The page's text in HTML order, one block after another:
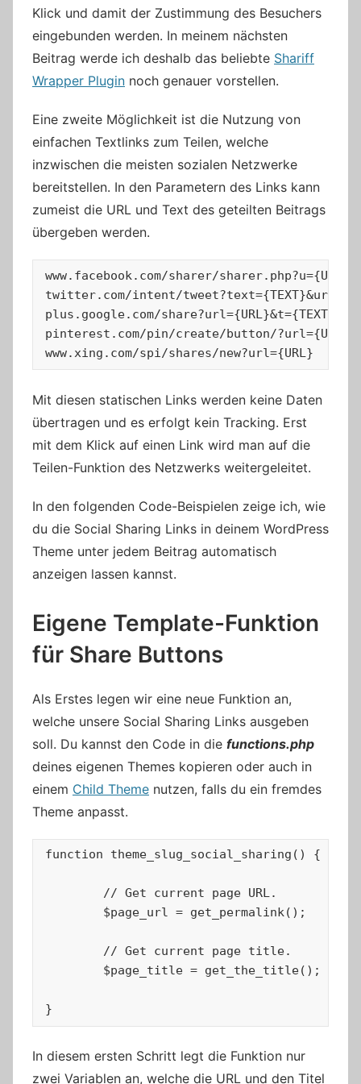
Klick und damit der Zustimmung des Besuchers
eingebunden werden. In meinem nächsten
Beitrag werde ich deshalb das beliebte Shariff
Wrapper Plugin noch genauer vorstellen.
Eine zweite Möglichkeit ist die Nutzung von
einfachen Textlinks zum Teilen, welche
inzwischen die meisten sozialen Netzwerke
bereitstellen. In den Parametern des Links kann
zumeist die URL und Text des geteilten Beitrags
übergeben werden.
www.facebook.com/sharer/
twitter.com/intent/
plus.google.com/share?url={URL}&t={TEXT}
pinterest.com/pin/create/button/
www.xing.com/spi/shares/new?url={URL}
Mit diesen statischen Links werden keine Daten
übertragen und es erfolgt kein Tracking. Erst
mit dem Klick auf einen Link wird man auf die
Teilen-Funktion des Netzwerks weitergeleitet.
In den folgenden Code-Beispielen zeige ich, wie
du die Social Sharing Links in deinem WordPress
Theme unter jedem Beitrag automatisch
anzeigen lassen kannst.
Eigene Template-Funktion
für Share Buttons
Als Erstes legen wir eine neue Funktion an,
welche unsere Social Sharing Links ausgeben
soll. Du kannst den Code in die functions.php
deines eigenen Themes kopieren oder auch in
einem Child Theme nutzen, falls du ein fremdes
Theme anpasst.
function theme_slug_social_sharing() {
}
In diesem ersten Schritt legt die Funktion nur
zwei Variablen an, welche die URL und den Titel